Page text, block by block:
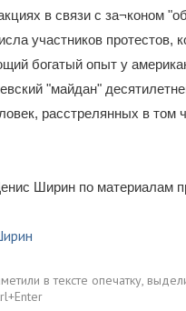
в связи с за¬коном
участников протестов,
богатый опыт у
"майдан"
расстрелянных в том
Ширин по материалам